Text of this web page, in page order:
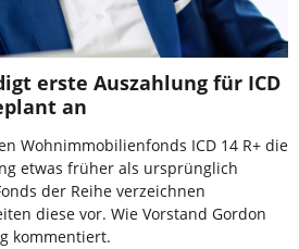
erste Auszahlung für ICD
an
Wohnimmobilienfonds ICD 14 R+ die
etwas früher als ursprünglich
der Reihe verzeichnen
diese vor. Wie Vorstand Gordon
kommentiert.